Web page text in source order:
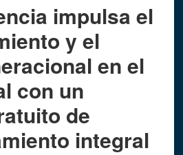
impulsa el
y el
en el
con un
de
integral